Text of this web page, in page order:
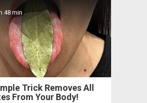
48 min
Trick Removes All
From Your Body!